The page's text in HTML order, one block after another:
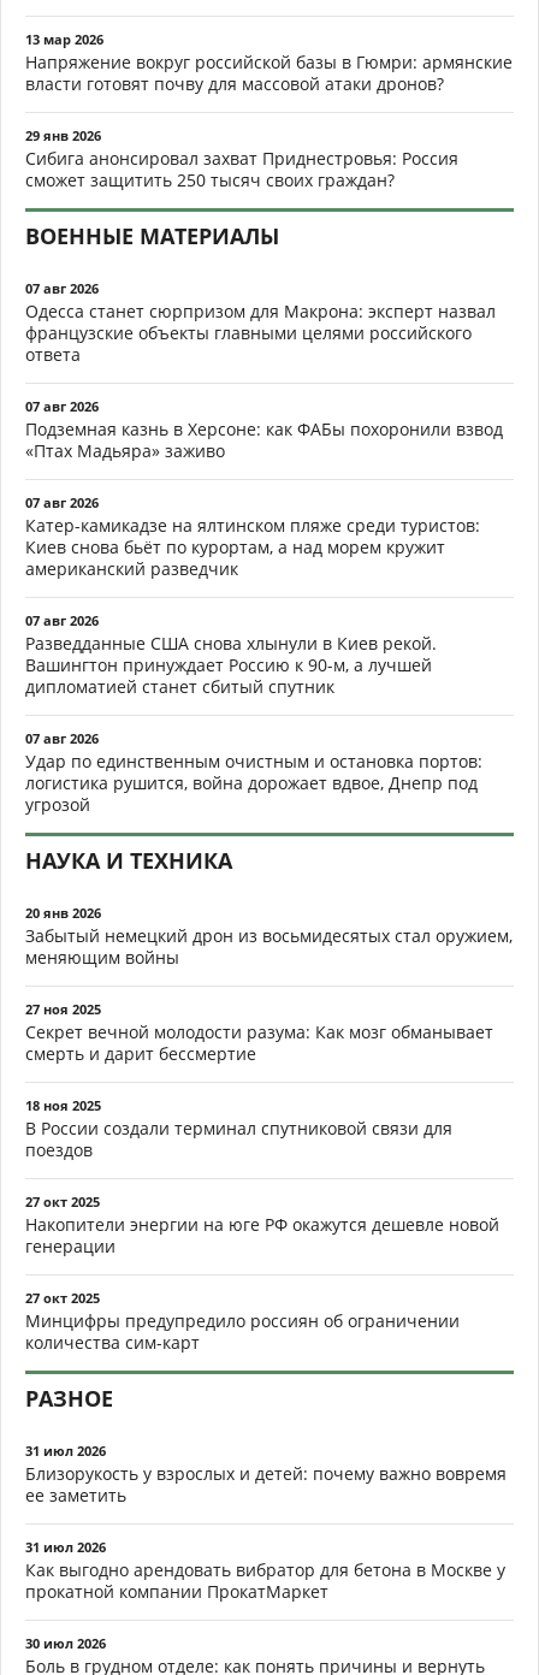
13 мар 2026
Напряжение вокруг российской базы в Гюмри: армянские
власти готовят почву для массовой атаки дронов?
29 янв 2026
Сибига анонсировал захват Приднестровья: Россия
сможет защитить 250 тысяч своих граждан?
ВОЕННЫЕ МАТЕРИАЛЫ
07 авг 2026
Одесса станет сюрпризом для Макрона: эксперт назвал
французские объекты главными целями российского
ответа
07 авг 2026
Подземная казнь в Херсоне: как ФАБы похоронили взвод
«Птах Мадьяра» заживо
07 авг 2026
Катер-камикадзе на ялтинском пляже среди туристов:
Киев снова бьёт по курортам, а над морем кружит
американский разведчик
07 авг 2026
Разведданные США снова хлынули в Киев рекой.
Вашингтон принуждает Россию к 90-м, а лучшей
дипломатией станет сбитый спутник
07 авг 2026
Удар по единственным очистным и остановка портов:
логистика рушится, война дорожает вдвое, Днепр под
угрозой
НАУКА И ТЕХНИКА
20 янв 2026
Забытый немецкий дрон из восьмидесятых стал оружием,
меняющим войны
27 ноя 2025
Секрет вечной молодости разума: Как мозг обманывает
смерть и дарит бессмертие
18 ноя 2025
В России создали терминал спутниковой связи для
поездов
27 окт 2025
Накопители энергии на юге РФ окажутся дешевле новой
генерации
27 окт 2025
Минцифры предупредило россиян об ограничении
количества сим-карт
РАЗНОЕ
31 июл 2026
Близорукость у взрослых и детей: почему важно вовремя
ее заметить
31 июл 2026
Как выгодно арендовать вибратор для бетона в Москве у
прокатной компании ПрокатМаркет
30 июл 2026
Боль в грудном отделе: как понять причины и вернуть